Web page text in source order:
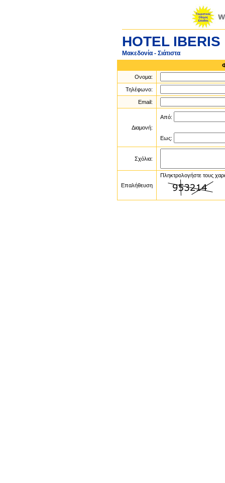
HOTEL IBERIS
Μακεδονία - Σιάτιστα
Ονομα:
Τηλέφωνο:
Email:
Διαμονή:
Από:
Εως:
Σχόλια:
Επαλήθευση
Πληκτρολογήστε τους